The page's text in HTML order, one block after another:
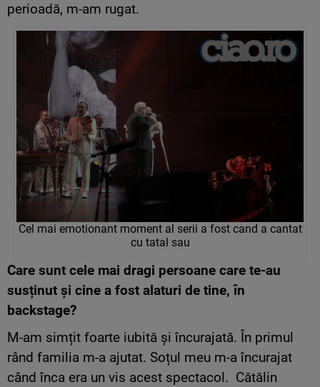
perioadă, m-am rugat.
Cel mai emotionant moment al serii a fost cand a cantat
cu tatal sau
Care sunt cele mai dragi persoane care te-au
susținut și cine a fost alaturi de tine, în
backstage?
M-am simțit foarte iubită și încurajată. În primul
rând familia m-a ajutat. Soțul meu m-a încurajat
când înca era un vis acest spectacol. Cătălin